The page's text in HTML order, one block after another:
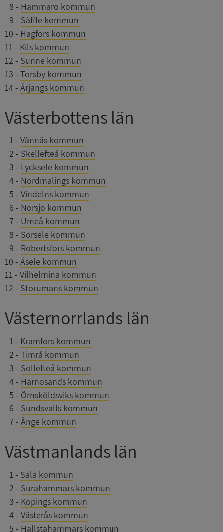
8 - Hammarö kommun
9 - Säffle kommun
10 - Hagfors kommun
11- Kils kommun
12 - Sunne kommun
13 - Torsby kommun
14- Årjängs kommun
Västerbottens län
1- Vännäs kommun
2 - Skellefteå kommun
3 - Lycksele kommun
4- Nordmalings kommun
5 - Vindelns kommun
6 - Norsjö kommun
7 - Umeå kommun
8 - Sorsele kommun
9 - Robertsfors kommun
10 - Åsele kommun
11- Vilhelmina kommun
12 - Storumans kommun
Västernorrlands län
1- Kramfors kommun
2 - Timrå kommun
3 - Sollefteå kommun
4- Härnösands kommun
5 - Örnsköldsviks kommun
6 - Sundsvalls kommun
7 - Ånge kommun
Västmanlands län
1- Sala kommun
2 - Surahammars kommun
3 - Köpings kommun
4- Västerås kommun
5 - Hallstahammars kommun
ARRAffinity
__RequestVerificationToken
CookieScriptConsent
_GRECAPTCHA
Google LLC
www.google.com
ASP.NET_SessionId
__RequestVerificationToken
Corporation
en.syna.se